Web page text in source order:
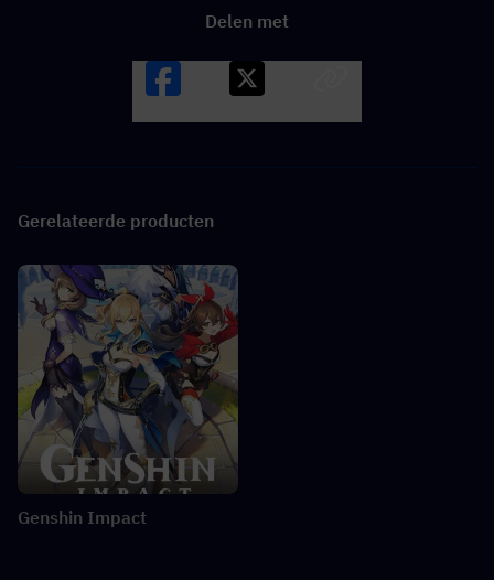
Delen met
Gerelateerde producten
Genshin Impact